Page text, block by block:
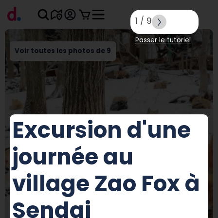
Voir toutes les photos de 9
Excursion d'une
journée au
village Zao Fox à
Sendai
1 / 9
Passer le tutoriel